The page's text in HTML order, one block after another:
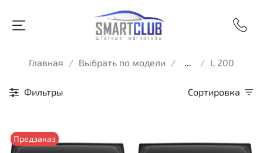
Главная Выбрать по модели ... L 200
Фильтры Сортировка
Предзаказ